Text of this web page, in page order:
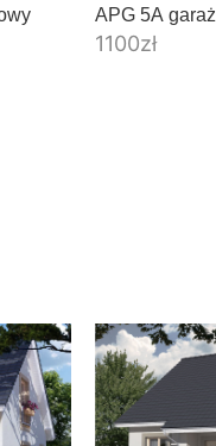
APG 5A garaż
1100zł